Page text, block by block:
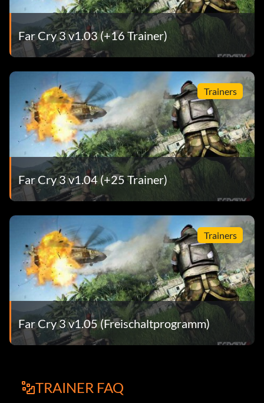
Far Cry 3 v1.03 (+16 Trainer)
Trainers
Far Cry 3 v1.04 (+25 Trainer)
Trainers
Far Cry 3 v1.05 (Freischaltprogramm)
TRAINER FAQ